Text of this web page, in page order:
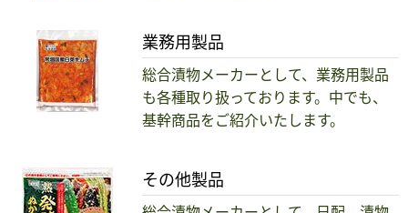
業務用製品
総合漬物メーカーとして、業務用製品
も各種取り扱っております。中でも、
基幹商品をご紹介いたします。
その他製品